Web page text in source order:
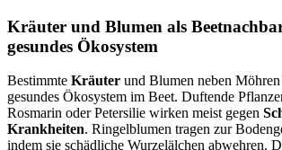
Kräuter und Blumen als
gesundes Ökosystem
Bestimmte Kräuter und Blumen neben
gesundes Ökosystem im Beet. Duftende
Rosmarin oder Petersilie wirken meist gegen
Krankheiten. Ringelblumen tragen zur
indem sie schädliche Wurzelälchen abwehren.